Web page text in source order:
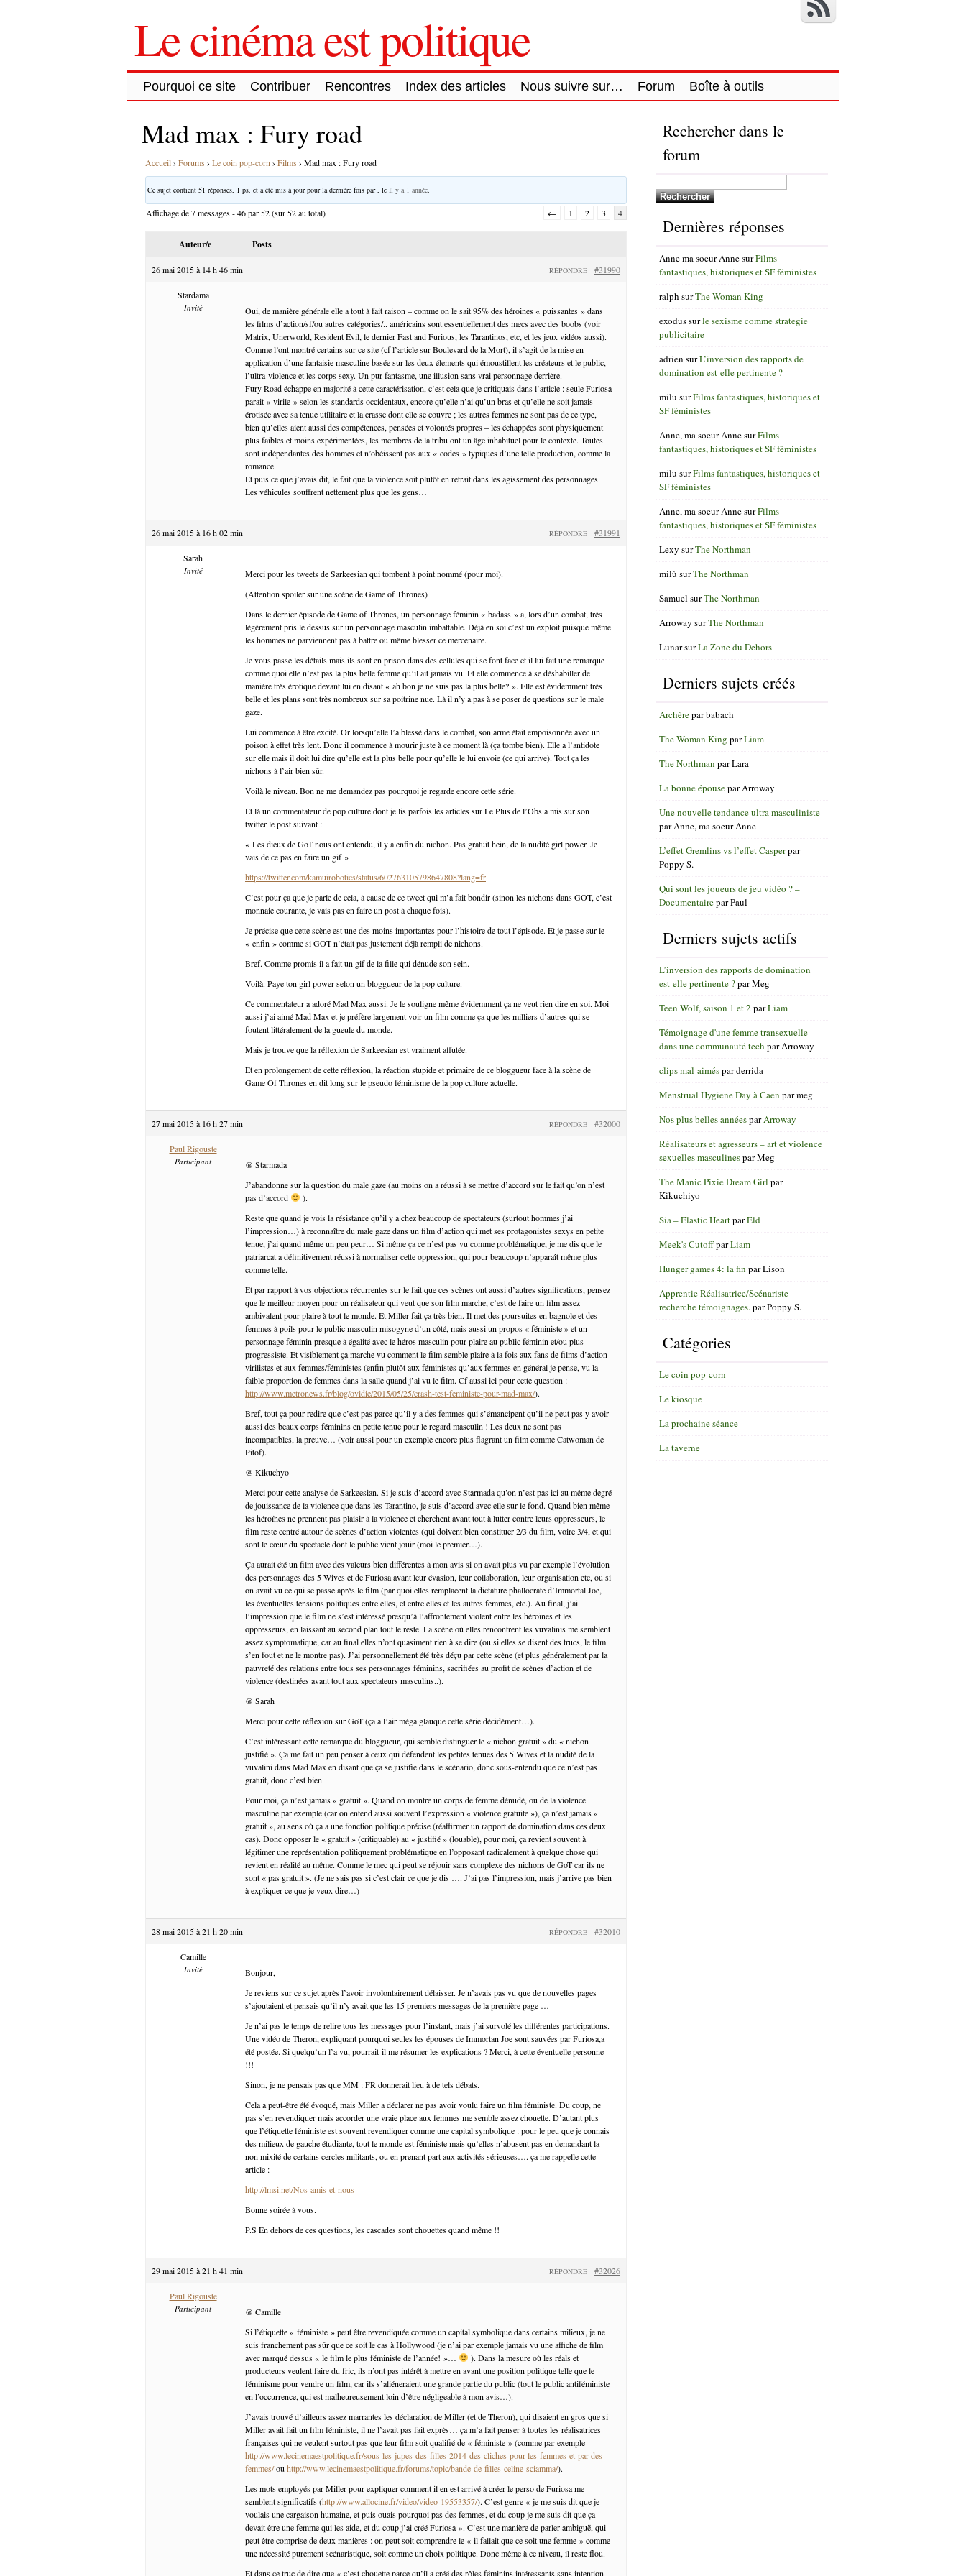
Le cinéma est politique
Pourquoi ce site Contribuer Rencontres Index des articles Nous suivre sur… Forum Boîte à outils
Mad max : Fury road
Accueil› Forums › Le coin pop-corn › Films › Mad max : Fury road
Ce sujet contient 51 réponses, 1 ps. et a été mis à jour pour la dernière fois par , le Il y a 1 année
Affichage de 7 messages - 46 par 52 (sur 52 au total) ← 1 2 3 4
Auteur/e Posts
26 mai 2015 à 14 h 46 min #31990
RÉPONDRE
Stardama
Invité
Oui, de manière générale elle a tout à fait raison – comme on le sait 95% des héroines « puissantes » dans
les films d’action/sf/ou autres catégories/.. américains sont essentiellement des mecs avec des boobs (voir
Matrix, Unerworld, Resident Evil, le dernier Fast and Furious, les Tarantinos, etc, et les jeux vidéos aussi).
Comme l’ont montré certains sur ce site (cf l’article sur Boulevard de la Mort), il s’agit de la mise en
application d’une fantaisie masculine basée sur les deux élements qui émoustillent les créateurs et le public,
l’ultra-violence et les corps sexy. Un pur fantasme, une illusion sans vrai personnage derrière.
Fury Road échappe en majorité à cette caractérisation, c’est cela que je critiquais dans l’article : seule Furiosa
parait « virile » selon les standards occidentaux, encore qu’elle n’ai qu’un bras et qu’elle ne soit jamais
érotisée avec sa tenue utilitaire et la crasse dont elle se couvre ; les autres femmes ne sont pas de ce type,
bien qu’elles aient aussi des compétences, pensées et volontés propres – les échappées sont physiquement
plus faibles et moins expérimentées, les membres de la tribu ont un âge inhabituel pour le contexte. Toutes
sont indépendantes des hommes et n’obéissent pas aux « codes » typiques d’une telle production, comme la
romance.
Et puis ce que j’avais dit, le fait que la violence soit plutôt en retrait dans les agissement des personnages.
Les véhicules souffrent nettement plus que les gens…
26 mai 2015 à 16 h 02 min #31991
RÉPONDRE
Sarah
Invité
Merci pour les tweets de Sarkeesian qui tombent à point nommé (pour moi).
(Attention spoiler sur une scène de Game of Thrones)
Dans le dernier épisode de Game of Thrones, un personnage féminin « badass » a, lors d’un combat, très
légèrement pris le dessus sur un personnage masculin imbattable. Déjà en soi c’est un exploit puisque même
les hommes ne parviennent pas à battre ou même blesser ce mercenaire.
Je vous passe les détails mais ils sont en prison dans des cellules qui se font face et il lui fait une remarque
comme quoi elle n’est pas la plus belle femme qu’il ait jamais vu. Et elle commence à se déshabiller de
manière très érotique devant lui en disant « ah bon je ne suis pas la plus belle? ». Elle est évidemment très
belle et les plans sont très nombreux sur sa poitrine nue. Là il n’y a pas à se poser de questions sur le male
gaze.
Lui commence à être excité. Or lorsqu’elle l’a blessé dans le combat, son arme était empoisonnée avec un
poison à effet très lent. Donc il commence à mourir juste à ce moment là (ça tombe bien). Elle a l’antidote
sur elle mais il doit lui dire qu’elle est la plus belle pour qu’elle le lui envoie (ce qui arrive). Tout ça les
nichons à l’air bien sûr.
Voilà le niveau. Bon ne me demandez pas pourquoi je regarde encore cette série.
Et là un commentateur de pop culture dont je lis parfois les articles sur Le Plus de l’Obs a mis sur son
twitter le post suivant :
« Les dieux de GoT nous ont entendu, il y a enfin du nichon. Pas gratuit hein, de la nudité girl power. Je
vais de ce pas en faire un gif »
https://twitter.com/kamuirobotics/status/602763105798647808?lang=fr
C’est pour ça que je parle de cela, à cause de ce tweet qui m’a fait bondir (sinon les nichons dans GOT, c’est
monnaie courante, je vais pas en faire un post à chaque fois).
Je précise que cette scène est une des moins importantes pour l’histoire de tout l’épisode. Et je passe sur le
« enfin » comme si GOT n’était pas justement déjà rempli de nichons.
Bref. Comme promis il a fait un gif de la fille qui dénude son sein.
Voilà. Paye ton girl power selon un bloggueur de la pop culture.
Ce commentateur a adoré Mad Max aussi. Je le souligne même évidemment ça ne veut rien dire en soi. Moi
aussi j’ai aimé Mad Max et je préfère largement voir un film comme ça que les milliers d’autres qui se
foutent littéralement de la gueule du monde.
Mais je trouve que la réflexion de Sarkeesian est vraiment affutée.
Et en prolongement de cette réflexion, la réaction stupide et primaire de ce bloggueur face à la scène de
Game Of Thrones en dit long sur le pseudo féminisme de la pop culture actuelle.
27 mai 2015 à 16 h 27 min #32000
RÉPONDRE
Paul Rigouste
Participant
@ Starmada
J’abandonne sur la question du male gaze (au moins on a réussi à se mettre d’accord sur le fait qu’on n’est
pas d’accord
).
Reste que quand je vois la résistance qu’il y a chez beaucoup de spectateurs (surtout hommes j’ai
l’impression…) à reconnaître du male gaze dans un film d’action qui met ses protagonistes sexys en petite
tenue, j’ai quand même un peu peur… Si même ça ce n’est pas vu comme problématique, je me dis que le
patriarcat a définitivement réussi à normaliser cette oppression, qui pour beaucoup n’apparaît même plus
comme telle.
Et par rapport à vos objections récurrentes sur le fait que ces scènes ont aussi d’autres significations, pensez
que le meilleur moyen pour un réalisateur qui veut que son film marche, c’est de faire un film assez
ambivalent pour plaire à tout le monde. Et Miller fait ça très bien. Il met des poursuites en bagnole et des
femmes à poils pour le public masculin misogyne d’un côté, mais aussi un propos « féministe » et un
personnage féminin presque à égalité avec le héros masculin pour plaire au public féminin et/ou plus
progressiste. Et visiblement ça marche vu comment le film semble plaire à la fois aux fans de films d’action
virilistes et aux femmes/féministes (enfin plutôt aux féministes qu’aux femmes en général je pense, vu la
faible proportion de femmes dans la salle quand j’ai vu le film. Cf aussi ici pour cette question :
http://www.metronews.fr/blog/ovidie/2015/05/25/crash-test-feministe-pour-mad-max/).
Bref, tout ça pour redire que c’est pas parce qu’il y a des femmes qui s’émancipent qu’il ne peut pas y avoir
aussi des beaux corps féminins en petite tenue pour le regard masculin ! Les deux ne sont pas
incompatibles, la preuve… (voir aussi pour un exemple encore plus flagrant un film comme Catwoman de
Pitof).
@ Kikuchyo
Merci pour cette analyse de Sarkeesian. Si je suis d’accord avec Starmada qu’on n’est pas ici au même degré
de jouissance de la violence que dans les Tarantino, je suis d’accord avec elle sur le fond. Quand bien même
les héroïnes ne prennent pas plaisir à la violence et cherchent avant tout à lutter contre leurs oppresseurs, le
film reste centré autour de scènes d’action violentes (qui doivent bien constituer 2/3 du film, voire 3/4, et qui
sont le cœur du spectacle dont le public vient jouir (moi le premier…).
Ça aurait été un film avec des valeurs bien différentes à mon avis si on avait plus vu par exemple l’évolution
des personnages des 5 Wives et de Furiosa avant leur évasion, leur collaboration, leur organisation etc, ou si
on avait vu ce qui se passe après le film (par quoi elles remplacent la dictature phallocrate d’Immortal Joe,
les éventuelles tensions politiques entre elles, et entre elles et les autres femmes, etc.). Au final, j’ai
l’impression que le film ne s’est intéressé presqu’à l’affrontement violent entre les héroïnes et les
oppresseurs, en laissant au second plan tout le reste. La scène où elles rencontrent les vuvalinis me semblent
assez symptomatique, car au final elles n’ont quasiment rien à se dire (ou si elles se disent des trucs, le film
s’en fout et ne le montre pas). J’ai personnellement été très déçu par cette scène (et plus généralement par la
pauvreté des relations entre tous ses personnages féminins, sacrifiées au profit de scènes d’action et de
violence (destinées avant tout aux spectateurs masculins..).
@ Sarah
Merci pour cette réflexion sur GoT (ça a l’air méga glauque cette série décidément…).
C’est intéressant cette remarque du bloggueur, qui semble distinguer le « nichon gratuit » du « nichon
justifié ». Ça me fait un peu penser à ceux qui défendent les petites tenues des 5 Wives et la nudité de la
vuvalini dans Mad Max en disant que ça se justifie dans le scénario, donc sous-entendu que ce n’est pas
gratuit, donc c’est bien.
Pour moi, ça n’est jamais « gratuit ». Quand on montre un corps de femme dénudé, ou de la violence
masculine par exemple (car on entend aussi souvent l’expression « violence gratuite »), ça n’est jamais «
gratuit », au sens où ça a une fonction politique précise (réaffirmer un rapport de domination dans ces deux
cas). Donc opposer le « gratuit » (critiquable) au « justifié » (louable), pour moi, ça revient souvent à
légitimer une représentation politiquement problématique en l’opposant radicalement à quelque chose qui
revient en réalité au même. Comme le mec qui peut se réjouir sans complexe des nichons de GoT car ils ne
sont « pas gratuit ». (Je ne sais pas si c’est clair ce que je dis …. J’ai pas l’impression, mais j’arrive pas bien
à expliquer ce que je veux dire…)
28 mai 2015 à 21 h 20 min #32010
RÉPONDRE
Camille
Invité
Bonjour,
Je reviens sur ce sujet après l’avoir involontairement délaisser. Je n’avais pas vu que de nouvelles pages
s’ajoutaient et pensais qu’il n’y avait que les 15 premiers messages de la première page …
Je n’ai pas le temps de relire tous les messages pour l’instant, mais j’ai survolé les différentes participations.
Une vidéo de Theron, expliquant pourquoi seules les épouses de Immortan Joe sont sauvées par Furiosa,a
été postée. Si quelqu’un l’a vu, pourrait-il me résumer les explications ? Merci, à cette éventuelle personne
!!!
Sinon, je ne pensais pas que MM : FR donnerait lieu à de tels débats.
Cela a peut-être été évoqué, mais Miller a déclarer ne pas avoir voulu faire un film féministe. Du coup, ne
pas s’en revendiquer mais accorder une vraie place aux femmes me semble assez chouette. D’autant plus
que l’étiquette féministe est souvent revendiquer comme une capital symbolique : pour le peu que je connais
des milieux de gauche étudiante, tout le monde est féministe mais qu’elles n’abusent pas en demandant la
non mixité de certains cercles militants, ou en prenant part aux activités sérieuses…. ça me rappelle cette
article :
http://lmsi.net/Nos-amis-et-nous
Bonne soirée à vous.
P.S En dehors de ces questions, les cascades sont chouettes quand même !!
29 mai 2015 à 21 h 41 min #32026
RÉPONDRE
Paul Rigouste
Participant
@ Camille
Si l’étiquette « féministe » peut être revendiquée comme un capital symbolique dans certains milieux, je ne
suis franchement pas sûr que ce soit le cas à Hollywood (je n’ai par exemple jamais vu une affiche de film
avec marqué dessus « le film le plus féministe de l’année! »…
). Dans la mesure où les réals et
producteurs veulent faire du fric, ils n’ont pas intérêt à mettre en avant une position politique telle que le
féminisme pour vendre un film, car ils s’aliéneraient une grande partie du public (tout le public antiféministe
en l’occurrence, qui est malheureusement loin d’être négligeable à mon avis…).
J’avais trouvé d’ailleurs assez marrantes les déclaration de Miller (et de Theron), qui disaient en gros que si
Miller avait fait un film féministe, il ne l’avait pas fait exprès… ça m’a fait penser à toutes les réalisatrices
françaises qui ne veulent surtout pas que leur film soit qualifié de « féministe » (comme par exemple
http://www.lecinemaestpolitique.fr/sous-les-jupes-des-filles-2014-des-cliches-pour-les-femmes-et-par-des-
femmes/ou http://www.lecinemaestpolitique.fr/forums/topic/bande-de-filles-celine-sciamma/).
Les mots employés par Miller pour expliquer comment il en est arrivé à créer le perso de Furiosa me
semblent significatifs (http://www.allocine.fr/video/video-19553357/). C’est genre « je me suis dit que je
voulais une cargaison humaine, et puis ouais pourquoi pas des femmes, et du coup je me suis dit que ça
devait être une femme qui les aide, et du coup j’ai créé Furiosa ». C’est une manière de parler ambiguë, qui
peut être comprise de deux manières : on peut soit comprendre le « il fallait que ce soit une femme » comme
une nécessité purement scénaristique, soit comme un choix politique. Donc même à ce niveau, il reste flou.
Et dans ce truc de dire que « c’est chouette parce qu’il a créé des rôles féminins intéressants sans intention
Rechercher dans le
forum
Dernières réponses
Anne ma soeur AnnesurFilms
fantastiques, historiques et SF féministes
ralph surThe Woman King
exodussurle sexisme comme strategie
publicitaire
adrien surL’inversion des rapports de
domination est-elle pertinente ?
milu surFilms fantastiques, historiques et
SF féministes
Anne, ma soeur AnnesurFilms
fantastiques, historiques et SF féministes
milu surFilms fantastiques, historiques et
SF féministes
Anne, ma soeur AnnesurFilms
fantastiques, historiques et SF féministes
Lexy surThe Northman
milù surThe Northman
Samuel surThe Northman
Arroway surThe Northman
LunarsurLa Zone du Dehors
Derniers sujets créés
Archèreparbabach
The Woman King parLiam
The Northman parLara
La bonne épouseparArroway
Une nouvelle tendance ultra masculiniste
parAnne, ma soeur Anne
L’effet Gremlins vs l’effet Casperpar
Poppy S.
Qui sont les joueurs de jeu vidéo ? –
DocumentaireparPaul
Derniers sujets actifs
L’inversion des rapports de domination
est-elle pertinente ?parMeg
Teen Wolf, saison 1 et 2 parLiam
Témoignage d'une femme transexuelle
dans une communauté tech parArroway
clips mal-aimésparderrida
Menstrual Hygiene Day à Caen parmeg
Nos plus belles annéesparArroway
Réalisateurs et agresseurs – art et violence
sexuelles masculinesparMeg
The Manic Pixie Dream Girl par
Kikuchiyo
Sia – Elastic HeartparEld
Meek's CutoffparLiam
Hunger games 4: la fin parLison
Apprentie Réalisatrice/Scénariste
recherche témoignages. parPoppy S.
Catégories
Le coin pop-corn
Le kiosque
La prochaine séance
La taverne